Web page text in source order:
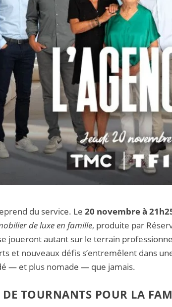
du service. Le20 novembre à
de luxe en famille, produite par
joueront autant sur le terrain
et nouveaux défis s’entremêlent dans
— et plus nomade — que jamais.
TOURNANTS POUR LA